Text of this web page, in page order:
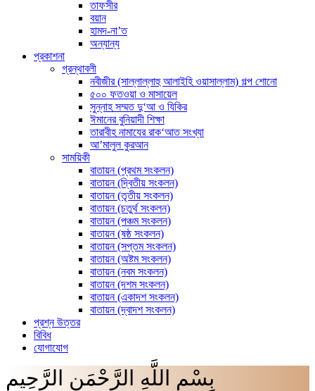
তাফসীর
বয়ান
হামদ-না’ত
অন্যান্য
প্রকাশনা
গ্রন্থাবলী
নবীজীর (সাল্লাল্লাহু আলাইহি ওয়াসাল্লাম) গল্প শোনো
৫০০ ফতওয়া ও মাসায়েল
সুন্নাহ সম্মত দু‘আ ও যিকির
ঈমানের বুনিয়াদী শিক্ষা
তারাবীহ নামাযের রাক‘আত সংখ্যা
আ’মালুল কুরআন
সাময়িকী
বাতায়ন (প্রথম সংকলন)
বাতায়ন (দ্বিতীয় সংকলন)
বাতায়ন (তৃতীয় সংকলন)
বাতায়ন (চতুর্থ সংকলন)
বাতায়ন (পঞ্চম সংকলন)
বাতায়ন (ষষ্ঠ সংকলন)
বাতায়ন (সপ্তম সংকলন)
বাতায়ন (অষ্টম সংকলন)
বাতায়ন (নবম সংকলন)
বাতায়ন (দশম সংকলন)
বাতায়ন (একাদশ সংকলন)
বাতায়ন (দ্বাদশ সংকলন)
প্রশ্ন উত্তর
বিবিধ
যোগাযোগ
بِسْمِ اللَّهِ الرَّحْمَنِ الرَّحِيم